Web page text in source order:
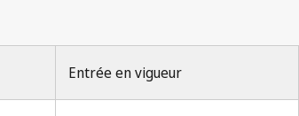
Entrée en vigueur